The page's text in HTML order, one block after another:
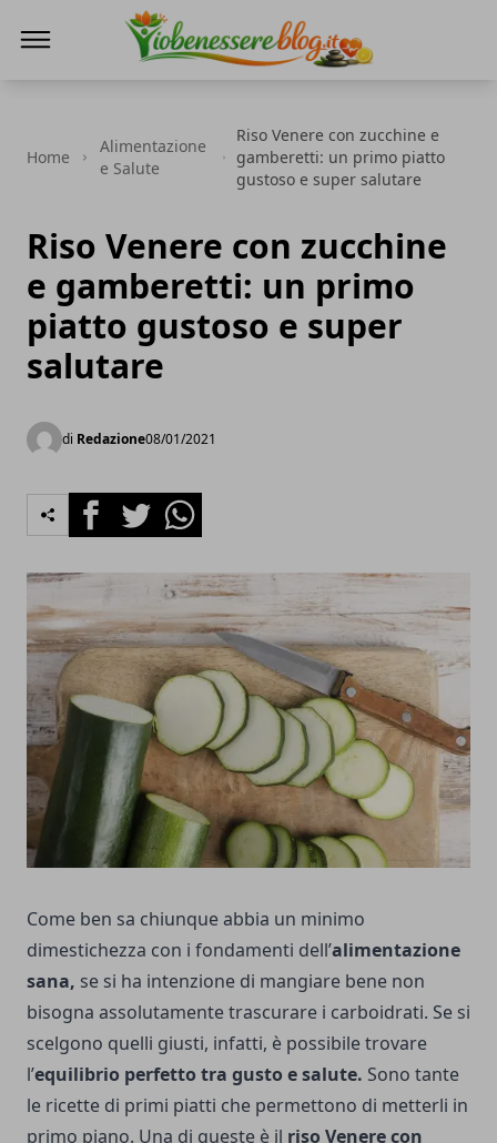
Home
Alimentazione
e Salute
Riso Venere con zucchine e
gamberetti: un primo piatto
gustoso e super salutare
Riso Venere con zucchine
e gamberetti: un primo
piatto gustoso e super
salutare
di Redazione08/01/2021
FacebookTwitterWhatsapp
Come ben sa chiunque abbia un minimo
dimestichezza con i fondamenti dell’alimentazione
sana, se si ha intenzione di mangiare bene non
bisogna assolutamente trascurare i carboidrati. Se si
scelgono quelli giusti, infatti, è possibile trovare
l’equilibrio perfetto tra gusto e salute. Sono tante
le ricette di primi piatti che permettono di metterli in
primo piano. Una di queste è il riso Venere con